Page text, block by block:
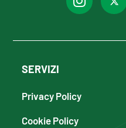
SERVIZI
Privacy Policy
Cookie Policy